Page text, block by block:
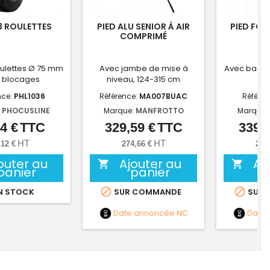
ROULETTES
Ø 75 mm
PHL1036
PHOCUSLINE
Prix
€TTC
€ HT
au
STOCK
PIED ALU SENIOR À AIR
COMPRIMÉ
Avec jambe de mise à
niveau, 124-315 cm
Référence: MA007BUAC
Marque: MANFROTTO
Prix
329,59 €TTC
274,66 € HT
 Ajouter au
panier
 SUR COMMANDE
Date annoncée NC
PIED
Avec base
Marque:

 SUR
Date